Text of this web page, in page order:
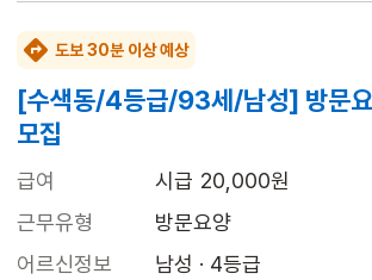
도보 30분 이상 예상
[수색동/4등급/93세/남성] 방문
모집
급여
시급 20,000원
근무유형
방문요양
어르신정보
남성 · 4등급